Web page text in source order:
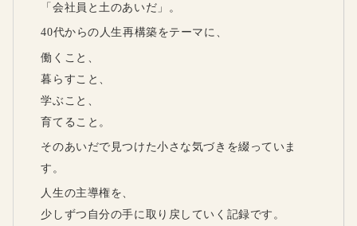
「会社員と土のあいだ」。
40代からの人生再構築をテーマに、
働くこと、
暮らすこと、
学ぶこと、
育てること。
そのあいだで見つけた小さな気づきを綴っていま
す。
人生の主導権を、
少しずつ自分の手に取り戻していく記録です。